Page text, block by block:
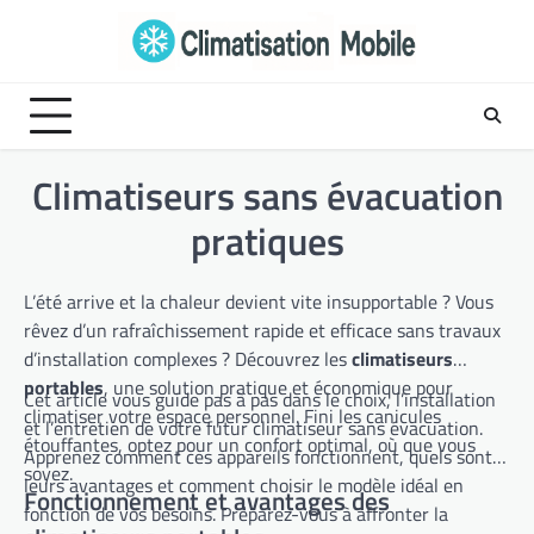
Climatiseurs sans évacuation
pratiques
L’été arrive et la chaleur devient vite insupportable ? Vous
rêvez d’un rafraîchissement rapide et efficace sans travaux
d’installation complexes ? Découvrez lesclimatiseurs
portables, une solution pratique et économique pour
climatiser votre espace personnel. Fini les canicules
étouffantes, optez pour un confort optimal, où que vous
soyez.
Cet article vous guide pas à pas dans le choix, l’installation
et l’entretien de votre futur climatiseur sans évacuation.
Apprenez comment ces appareils fonctionnent, quels sont
leurs avantages et comment choisir le modèle idéal en
fonction de vos besoins. Préparez-vous à affronter la
Fonctionnement et avantages des